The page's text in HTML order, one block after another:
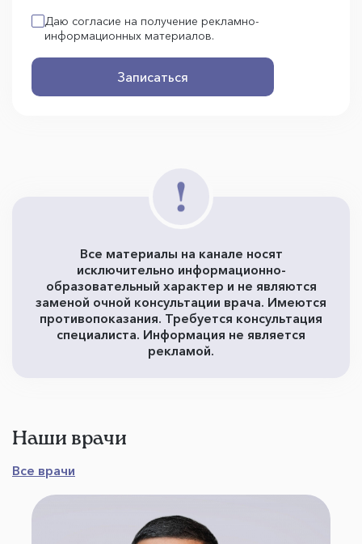
Даю согласие на получение рекламно-
информационных материалов.
Записаться
Все материалы на канале носят
исключительно информационно-
образовательный характер и не являются
заменой очной консультации врача. Имеются
противопоказания. Требуется консультация
специалиста. Информация не является
рекламой.
Наши врачи
Все врачи